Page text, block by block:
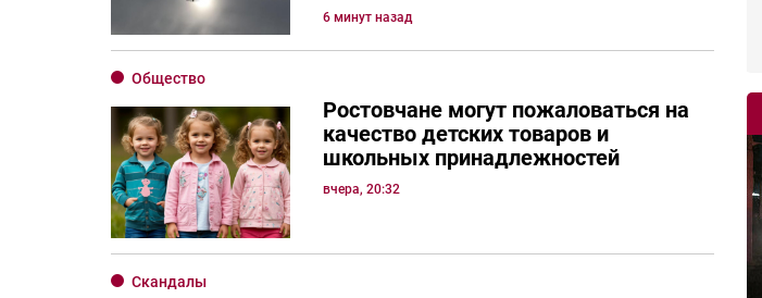
6 минут назад
Общество
Ростовчане могут пожаловаться на
качество детских товаров и
школьных принадлежностей
вчера, 20:32
Скандалы